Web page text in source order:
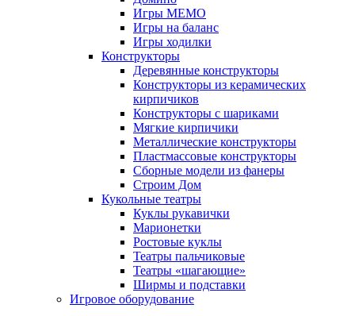
Игры МЕМО
Игры на баланс
Игры ходилки
Конструкторы
Деревянные конструкторы
Конструкторы из керамических
кирпичиков
Конструкторы с шариками
Мягкие кирпичики
Металлические конструкторы
Пластмассовые конструкторы
Сборные модели из фанеры
Строим Дом
Кукольные театры
Куклы рукавички
Марионетки
Ростовые куклы
Театры пальчиковые
Театры «шагающие»
Ширмы и подставки
Игровое оборудование